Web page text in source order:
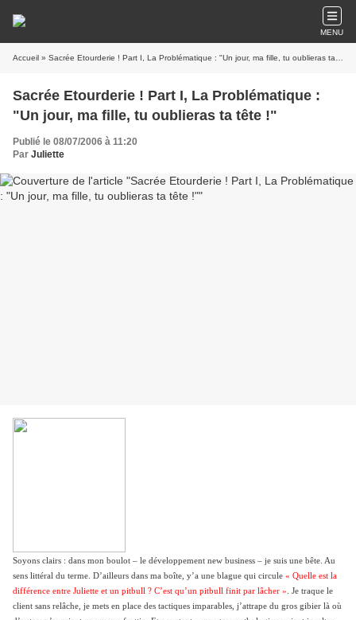
MENU
Accueil » Sacrée Etourderie ! Part I, La Problématique : "Un jour, ma fille, tu oublieras ta tête !"
Sacrée Etourderie ! Part I, La Problématique :
"Un jour, ma fille, tu oublieras ta tête !"
Publié le 08/07/2006 à 11:20
Par Juliette
Soyons clairs : dans mon boulot – le développement new business – je suis une bête. Au
sens littéral du terme. D’ailleurs dans ma boîte, y’a une blague qui circule « Quelle est la
différence entre Juliette et un pitbull ? C’est qu’un pitbull finit par lâcher » . Je traque le
client sans relâche, je mets en place des tactiques imparables, j’attrape du gros gibier là où